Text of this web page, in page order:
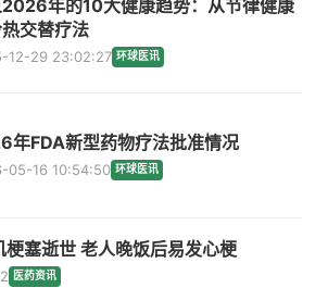
年的10大健康趋势：从节律健康
交替疗法
12-29 23:02:27 环球医讯
年FDA新型药物疗法批准情况
05-16 10:54:50 环球医讯
塞逝世 老人晚饭后易发心梗
医药资讯